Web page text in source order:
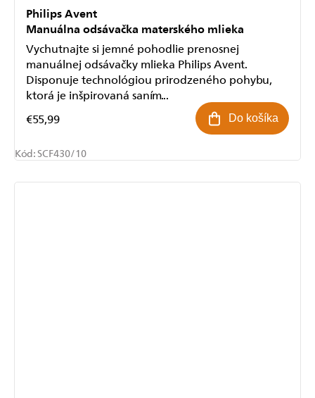
Philips Avent
Manuálna odsávačka materského mlieka
€55,99 Do košíka
Vychutnajte si jemné pohodlie prenosnej
manuálnej odsávačky mlieka Philips Avent.
Disponuje technológiou prirodzeného pohybu,
ktorá je inšpirovaná saním...
Kód:SCF430/10